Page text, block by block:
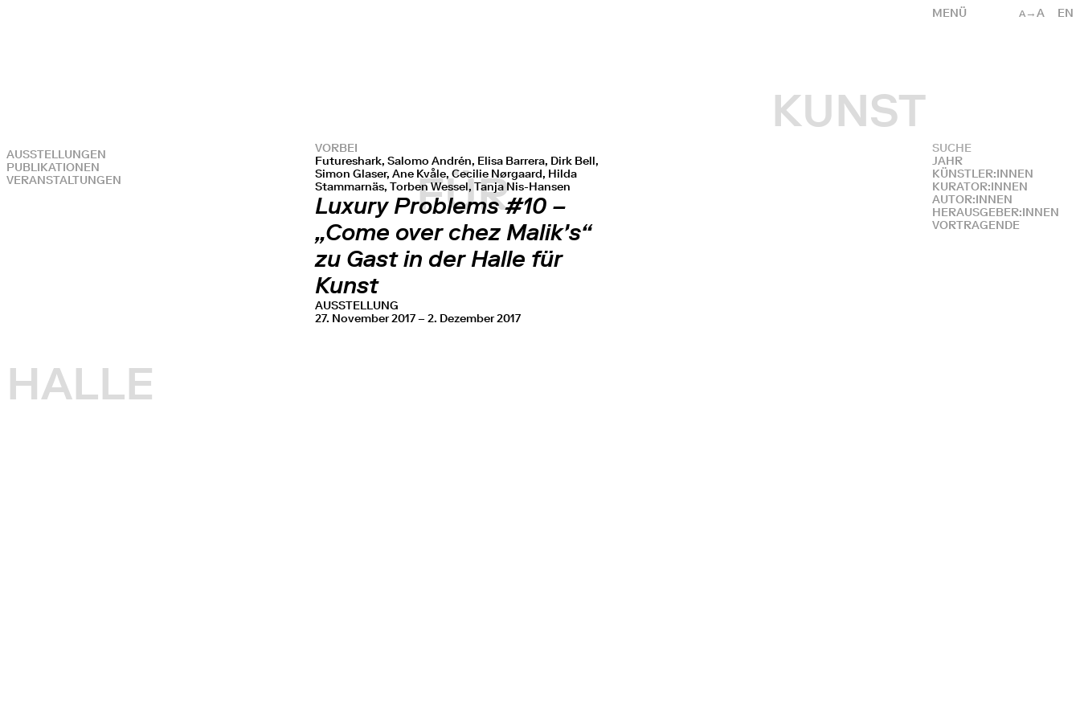
A →A EN
MENÜ
HALLE
FÜR
KUNST
AUSSTELLUNGEN
PUBLIKATIONEN
VERANSTALTUNGEN
JAHR
KÜNSTLER:INNEN
KURATOR:INNEN
AUTOR:INNEN
HERAUSGEBER:INNEN
VORTRAGENDE
VORBEI
Futureshark, Salomo Andrén, Elisa Barrera, Dirk Bell,
Simon Glaser, Ane Kvåle, Cecilie Nørgaard, Hilda
Stammarnäs, Torben Wessel, Tanja Nis-Hansen
Luxury Problems #10 –
„Come over chez Malik's“
zu Gast in der Halle für
Kunst
AUSSTELLUNG
27. November 2017 – 2. Dezember 2017